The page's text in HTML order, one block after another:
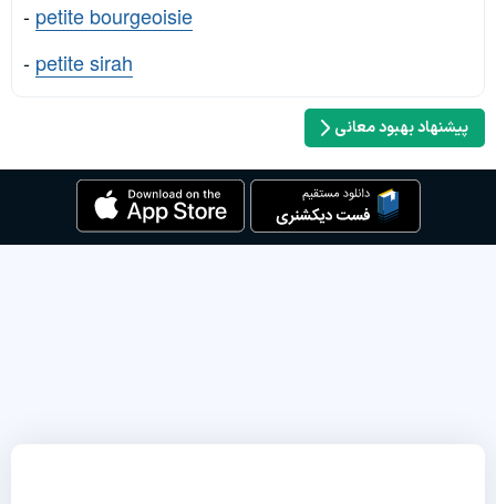
- petite bourgeoisie
- petite sirah
پیشنهاد بهبود معانی